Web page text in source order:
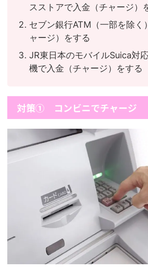
スストアで入金（チャージ）
セブン銀行ATM（一部を除く
ャージ）をする
JR東日本のモバイルSuica対
機で入金（チャージ）をする
対策① コンビニでチャージ